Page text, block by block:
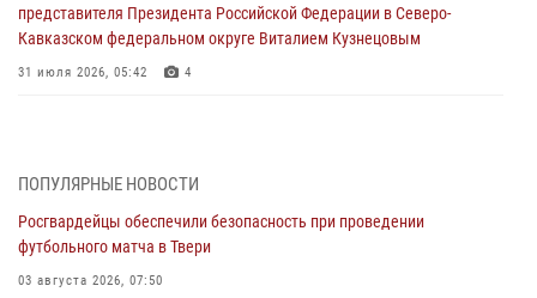
представителя Президента Российской Федерации в Северо-
Кавказском федеральном округе Виталием Кузнецовым
31 июля 2026, 05:42 4
28 июля 2026, 11:30 2
Сотрудники вневедомственной охраны совершили 250 выездов и
пресекли 20 правонарушений за неделю в Тверской области
27 июля 2026, 08:29
ПОПУЛЯРНЫЕ НОВОСТИ
Росгвардейцы обеспечили безопасность при проведении
футбольного матча в Твери
03 августа 2026, 07:50